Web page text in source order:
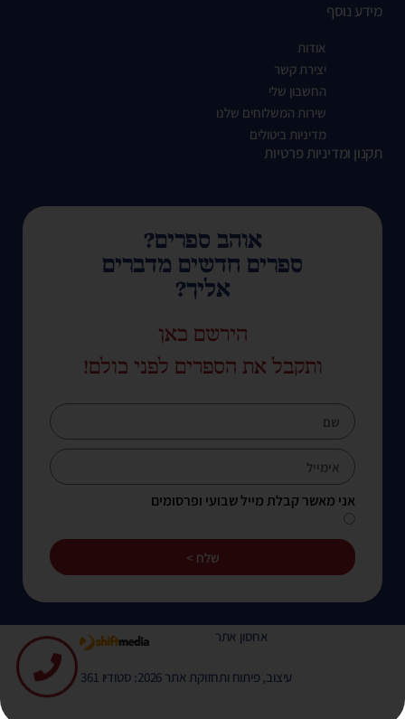
מידע נוסף
אודות
יצירת קשר
החשבון שלי
שירות המשלוחים שלנו
מדיניות ביטולים
תקנון ומדיניות פרטיות
אוהב ספרים?
ספרים חדשים מדברים
אליך?
הירשם כאן
ותקבל את הספרים לפני כולם!
אני מאשר קבלת מייל שבועי ופרסומים
שלח >
אחסון אתר
עיצוב, פיתוח ותחזוקת אתר 2026: סטודיו 361